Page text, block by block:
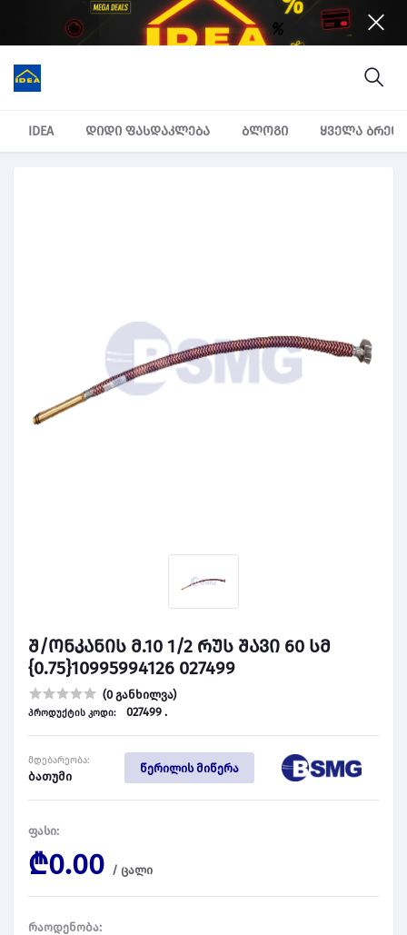
IDEA დიდი ფასდაკლება ბლოგი ყველა
შ/ონკანის მ.10 1/2 რუს შავი 60 სმ
{0.75}10995994126 027499
(0 განხილვა)
პროდუქტის კოდი: 027499 .
მდებარეობა:
ბათუმი
წერილის მიწერა
ფასი:
₾0.00 / ცალი
რაოდენობა: